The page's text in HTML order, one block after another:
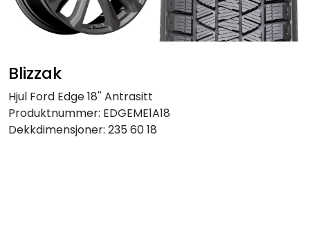
Blizzak
Hjul Ford Edge 18'' Antrasitt
Produktnummer: EDGEME1A18
Dekkdimensjoner: 235 60 18
Buss
Anlegg
MC